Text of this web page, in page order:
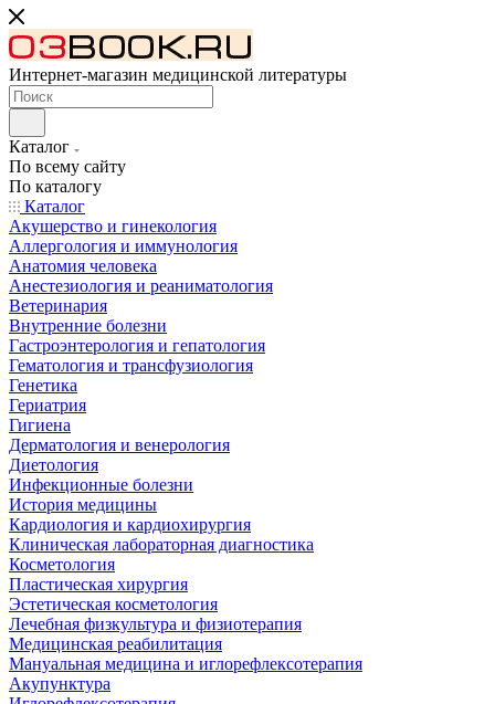
Интернет-магазин медицинской литературы
Каталог
По всему сайту
По каталогу
Каталог
Акушерство и гинекология
Аллергология и иммунология
Анатомия человека
Анестезиология и реаниматология
Ветеринария
Внутренние болезни
Гастроэнтерология и гепатология
Гематология и трансфузиология
Генетика
Гериатрия
Гигиена
Дерматология и венерология
Диетология
Инфекционные болезни
История медицины
Кардиология и кардиохирургия
Клиническая лабораторная диагностика
Косметология
Пластическая хирургия
Эстетическая косметология
Лечебная физкультура и физиотерапия
Медицинская реабилитация
Мануальная медицина и иглорефлексотерапия
Акупунктура